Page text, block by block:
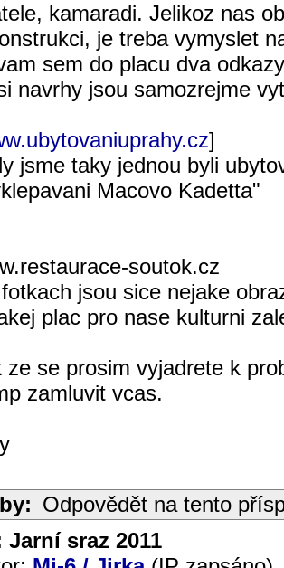
kamaradi. Jelikoz nas
je treba vymyslet
sem do placu dva
navrhy jsou samozrejme
]
jsme taky jednou byli
Macovo Kadetta"
soutok.cz
jsou sice nejake
plac pro nase kulturni
ze se prosim vyjadrete k
zamluvit vcas.
Odpovědět na tento
Jarní sraz 2011